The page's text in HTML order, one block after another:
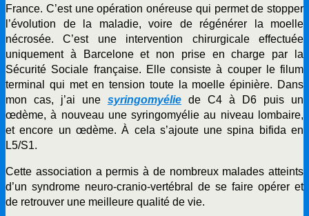
France. C’est une opération onéreuse qui permet de stopper
l’évolution de la maladie, voire de régénérer la moelle
nécrosée. C’est une intervention chirurgicale effectuée
uniquement à Barcelone et non prise en charge par la
Sécurité Sociale française. Elle consiste à couper le filum
terminal qui met en tension toute la moelle épinière. Dans
mon cas, j’ai une syringomyélie de C4 à D6 puis un
œdème, à nouveau une syringomyélie au niveau lombaire,
et encore un œdème. À cela s’ajoute une spina bifida en
L5/S1.
Cette association a permis à de nombreux malades atteints
d’un syndrome neuro-cranio-vertébral de se faire opérer et
de retrouver une meilleure qualité de vie.